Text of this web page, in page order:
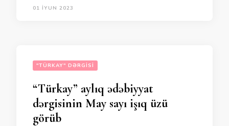
01 İYUN 2023
"TÜRKAY" DƏRGISI
“Türkay” aylıq ədəbiyyat
dərgisinin May sayı işıq üzü
görüb